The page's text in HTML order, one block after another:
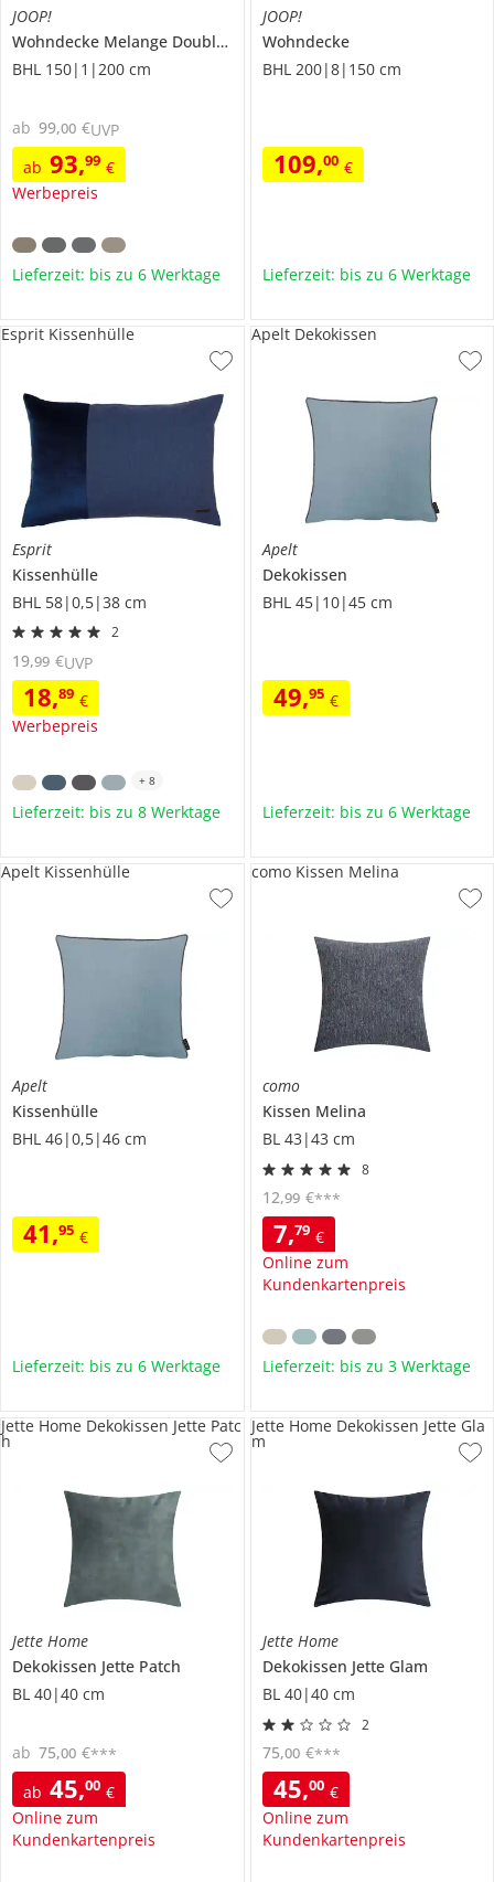
JOOP!
Wohndecke Melange Doubleface
BHL 150|1|200 cm
ab 93,99 €
Werbepreis
ab 99,00 €UVP
Lieferzeit: bis zu 6 Werktage
JOOP!
Wohndecke
BHL 200|8|150 cm
109,00 €
Lieferzeit: bis zu 6 Werktage
Esprit
Kissenhülle
BHL 58|0,5|38 cm
2
18,89 €
Werbepreis
19,99 €UVP
Esprit Kissenhülle
+ 8
Lieferzeit: bis zu 8 Werktage
Apelt
Dekokissen
BHL 45|10|45 cm
49,95 €
Apelt Dekokissen
Lieferzeit: bis zu 6 Werktage
Apelt
Kissenhülle
BHL 46|0,5|46 cm
41,95 €
Apelt Kissenhülle
Lieferzeit: bis zu 6 Werktage
como
Kissen Melina
BL 43|43 cm
8
7,79 €
Online zum
Kundenkartenpreis
12,99 €***
como Kissen Melina
Lieferzeit: bis zu 3 Werktage
Jette Home
Dekokissen Jette Patch
BL 40|40 cm
ab 45,00 €
Online zum
Kundenkartenpreis
ab 75,00 €***
Jette Home Dekokissen Jette Patc
h
Jette Home
Dekokissen Jette Glam
BL 40|40 cm
2
45,00 €
Online zum
Kundenkartenpreis
75,00 €***
Jette Home Dekokissen Jette Gla
m